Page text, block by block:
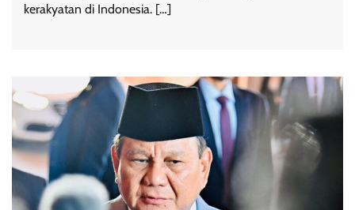
kerakyatan di Indonesia. […]